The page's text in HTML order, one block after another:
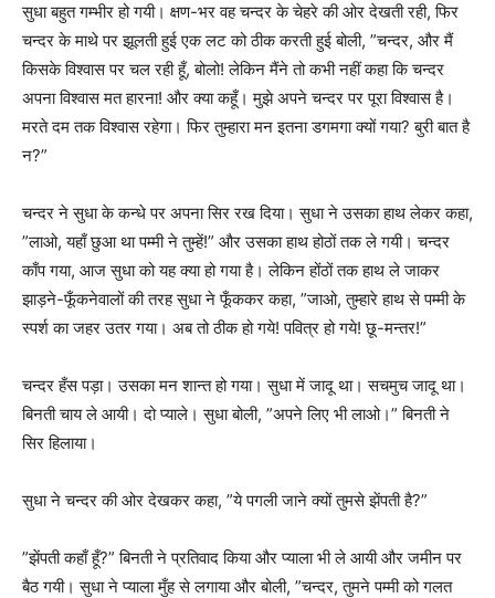
सुधा बहुत गम्भीर हो गयी। क्षण-भर वह चन्दर के चेहरे की ओर देखती रही, फिर
चन्दर के माथे पर झूलती हुई एक लट को ठीक करती हुई बोली, ”चन्दर, और मैं
किसके विश्वास पर चल रही हूँ, बोलो! लेकिन मैंने तो कभी नहीं कहा कि चन्दर
अपना विश्वास मत हारना! और क्या कहूँ। मुझे अपने चन्दर पर पूरा विश्वास है।
मरते दम तक विश्वास रहेगा। फिर तुम्हारा मन इतना डगमगा क्यों गया? बुरी बात है
न?”
चन्दर ने सुधा के कन्धे पर अपना सिर रख दिया। सुधा ने उसका हाथ लेकर कहा,
”लाओ, यहाँ छुआ था पम्मी ने तुम्हें!” और उसका हाथ होठों तक ले गयी। चन्दर
काँप गया, आज सुधा को यह क्या हो गया है। लेकिन होंठों तक हाथ ले जाकर
झाड़ने-फूँकनेवालों की तरह सुधा ने फूँककर कहा, ”जाओ, तुम्हारे हाथ से पम्मी के
स्पर्श का जहर उतर गया। अब तो ठीक हो गये! पवित्र हो गये! छू-मन्तर!”
चन्दर हँस पड़ा। उसका मन शान्त हो गया। सुधा में जादू था। सचमुच जादू था।
बिनती चाय ले आयी। दो प्याले। सुधा बोली, ”अपने लिए भी लाओ।” बिनती ने
सिर हिलाया।
सुधा ने चन्दर की ओर देखकर कहा, ”ये पगली जाने क्यों तुमसे झेंपती है?”
”झेंपती कहाँ हूँ?” बिनती ने प्रतिवाद किया और प्याला भी ले आयी और जमीन पर
बैठ गयी। सुधा ने प्याला मुँह से लगाया और बोली, ”चन्दर, तुमने पम्मी को गलत